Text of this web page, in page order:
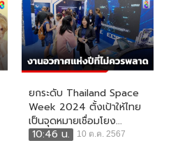
ยกระดับ Thailand Space
Week 2024 ตั้งเป้าให้ไทย
เป็นจุดหมายเชื่อมโยง...
10:46 น.
10 ต.ค. 2567